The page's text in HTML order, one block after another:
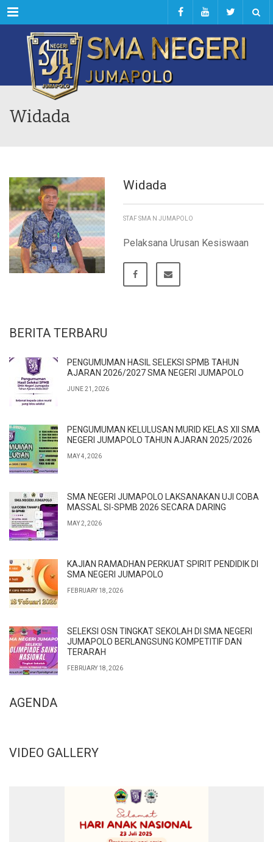
Menu
Widada
Widada
STAF SMA N JUMAPOLO
Pelaksana Urusan Kesiswaan
BERITA TERBARU
PENGUMUMAN HASIL SELEKSI SPMB TAHUN
AJARAN 2026/2027 SMA NEGERI JUMAPOLO
JUNE 21, 2026
PENGUMUMAN KELULUSAN MURID KELAS XII SMA
NEGERI JUMAPOLO TAHUN AJARAN 2025/2026
MAY 4, 2026
SMA NEGERI JUMAPOLO LAKSANAKAN UJI COBA
MASSAL SI-SPMB 2026 SECARA DARING
MAY 2, 2026
KAJIAN RAMADHAN PERKUAT SPIRIT PENDIDIK DI
SMA NEGERI JUMAPOLO
FEBRUARY 18, 2026
SELEKSI OSN TINGKAT SEKOLAH DI SMA NEGERI
JUMAPOLO BERLANGSUNG KOMPETITIF DAN
TERARAH
FEBRUARY 18, 2026
AGENDA
VIDEO GALLERY